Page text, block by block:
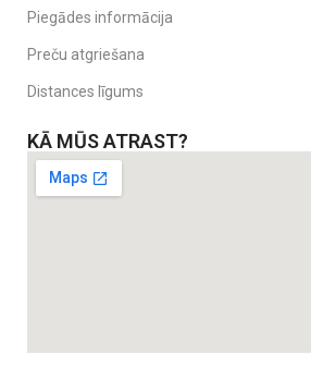
Piegādes informācija
Preču atgriešana
Distances līgums
KĀ MŪS ATRAST?